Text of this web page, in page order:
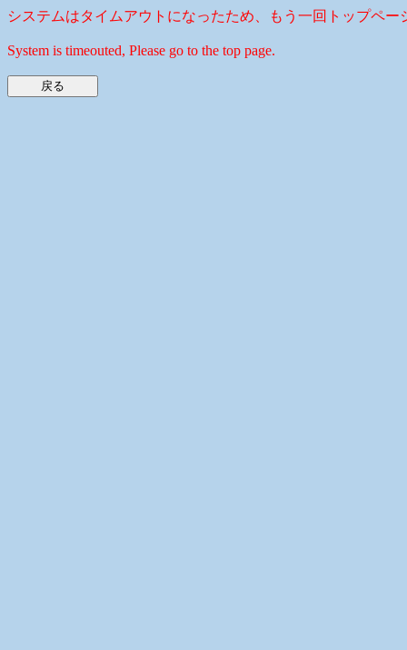
システムはタイムアウトになったため、もう一回トップペー
System is timeouted, Please go to the top page.